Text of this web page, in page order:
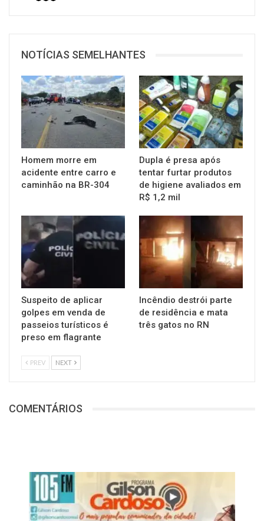
NOTÍCIAS SEMELHANTES
Homem morre em
acidente entre carro e
caminhão na BR-304
Dupla é presa após
tentar furtar produtos
de higiene avaliados em
R$ 1,2 mil
Suspeito de aplicar
golpes em venda de
passeios turísticos é
preso em flagrante
Incêndio destrói parte
de residência e mata
três gatos no RN
PREV NEXT
COMENTÁRIOS